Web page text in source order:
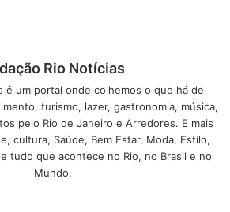
Não tem manobrista. Não tem
deficientes físicos com banheiro
Rio Notícias
é um portal onde colhemos o que há de
turismo, lazer, gastronomia, música,
pelo Rio de Janeiro e Arredores. E mais
cultura, Saúde, Bem Estar, Moda, Estilo,
tudo que acontece no Rio, no Brasil e no
Mundo.